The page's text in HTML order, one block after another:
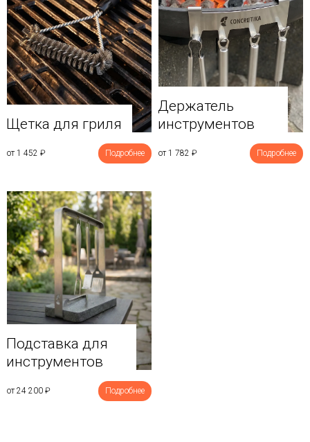
Щетка для гриля
от 1 452 ₽ Подробнее
Держатель
инструментов
от 1 782 ₽ Подробнее
Подставка для
инструментов
от 24 200 ₽ Подробнее